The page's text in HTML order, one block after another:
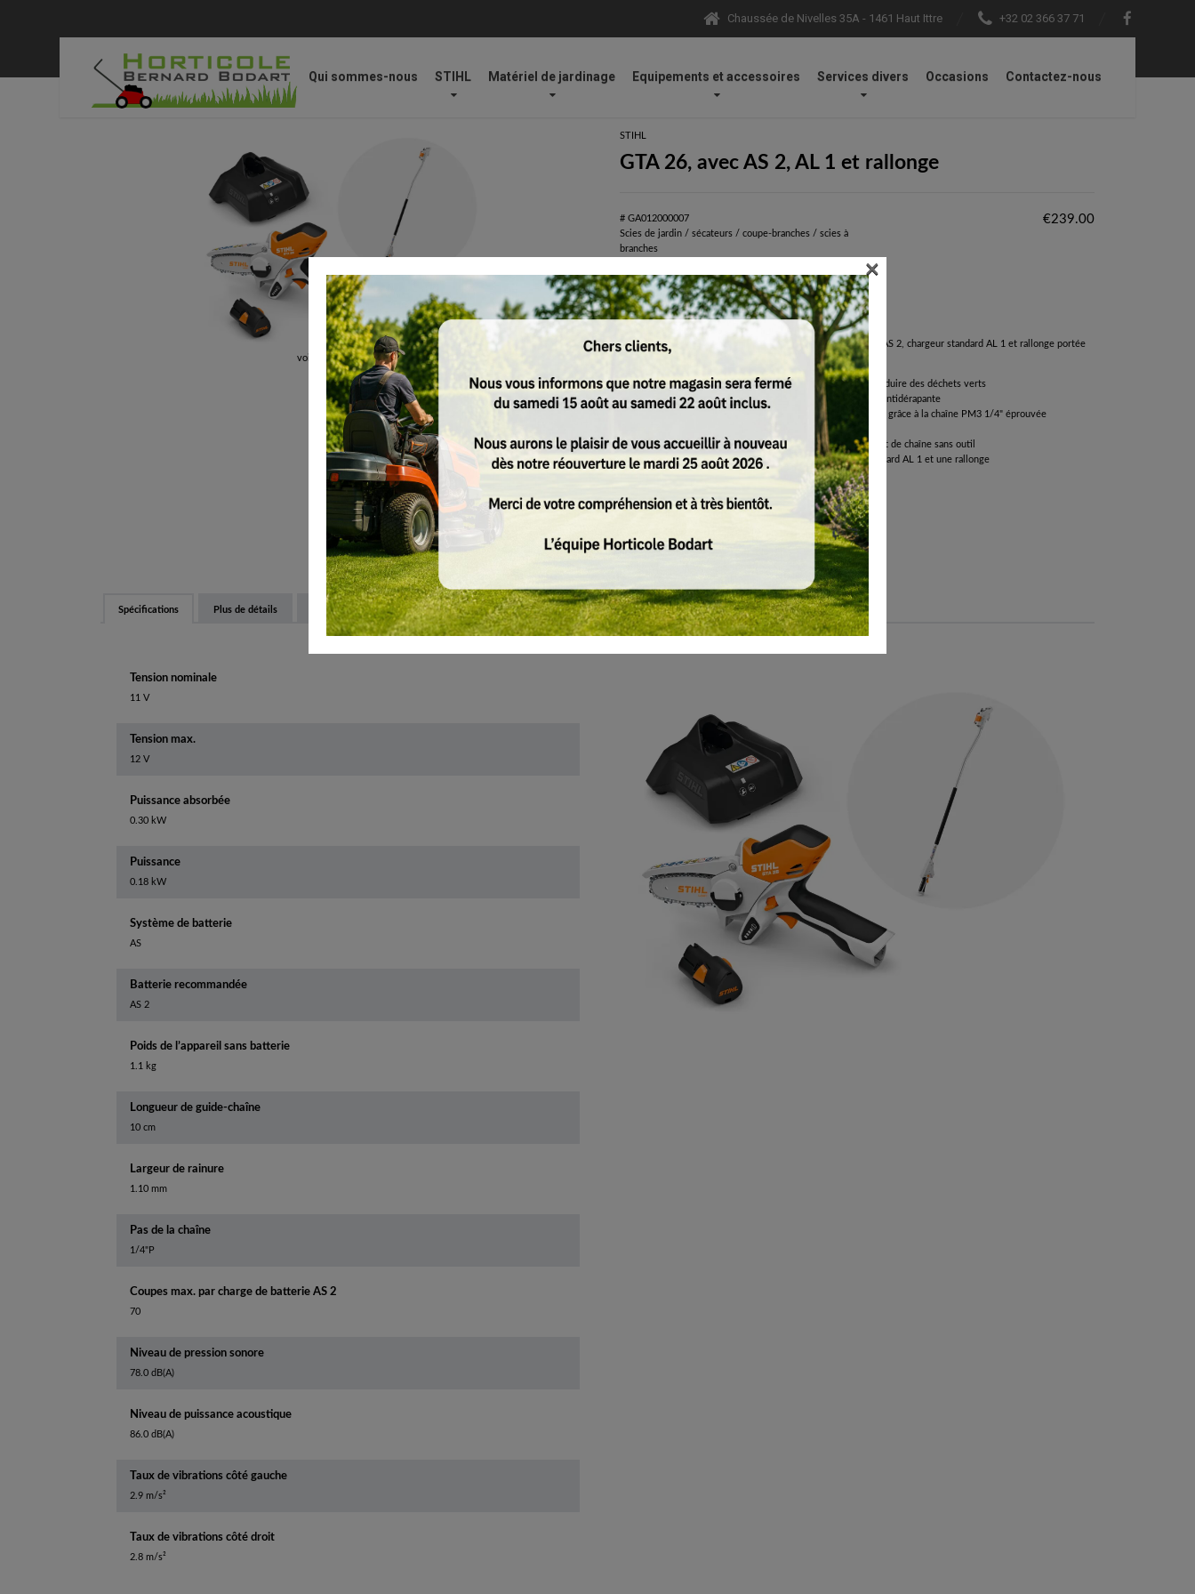
Chaussée de Nivelles 35A - 1461 Haut Ittre +32 02 366 37 71
Qui sommes-nous STIHL Matériel de jardinage Equipements et accessoires Services divers Occasions
Contactez-nous
Accueil/ STIHL/ Appareils et outils GTA 26, avec AS 2, AL 1 et rallonge
voir en taille réelle
STIHL
GTA 26, avec AS 2, AL 1 et rallonge
# GA012000007
Scies de jardin / sécateurs / coupe-branches / scies à
branches
€239.00
Tous les prix comprennent la TVA de 21%.
Réserver
Mini-tronçonneuse sur batterie GTA 26 en set, avec batterie AS 2, chargeur standard AL 1 et rallonge portée
de travail accrue pour la taille des arbres et des arbustes
Pour couper des buissons, élaguer des branches et réduire des déchets verts
Ergonomie parfaite grâce à la poignée de commande antidérapante
Performances de coupe élevées et coupes puissantes grâce à la chaîne PM3 1/4" éprouvée
Maintenance et entretien faciles grâce au changement de chaîne sans outil
Le set comprend une batterie AS 2, un chargeur standard AL 1 et une rallonge
Conseils de sage
Spécifications Plus de détails Équipements et fonctions Articles similaires
Tension nominale
11 V
Tension max.
12 V
Puissance absorbée
0.30 kW
Puissance
0.18 kW
Système de batterie
AS
Batterie recommandée
AS 2
Poids de l’appareil sans batterie
1.1 kg
Longueur de guide-chaîne
10 cm
Largeur de rainure
1.10 mm
Pas de la chaîne
1/4"P
Coupes max. par charge de batterie AS 2
70
Niveau de pression sonore
78.0 dB(A)
Niveau de puissance acoustique
86.0 dB(A)
Taux de vibrations côté gauche
2.9 m/s²
Taux de vibrations côté droit
2.8 m/s²
×